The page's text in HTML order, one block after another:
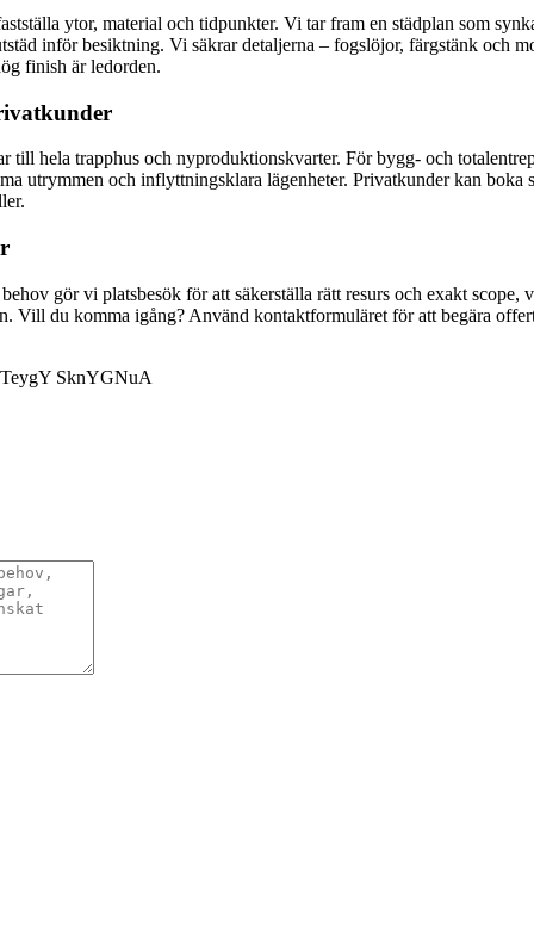
ytor, material och tidpunkter. Vi tar fram en städplan som
inför besiktning. Vi säkrar detaljerna – fogslöjor, färgstänk och
finish är ledorden.
hela trapphus och nyproduktionskvarter. För bygg- och
utrymmen och inflyttningsklara lägenheter. Privatkunder kan
gör vi platsbesök för att säkerställa rätt resurs och exakt
Vill du komma igång? Använd kontaktformuläret för att begära